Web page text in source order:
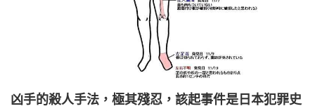
凶手的殺人手法，極其殘忍，該起事件是日本犯罪史